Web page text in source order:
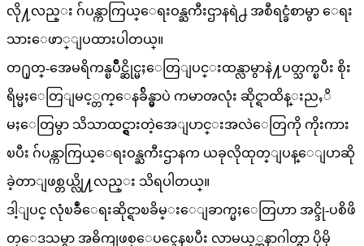
လို႔လည္း ဂ်ပန္ကာကြယ္ေရးဝန္ႀကီးဌာနရဲ႕ အစီရင္ခံစာမွာ ေရး
သားေဖာ္ျပထားပါတယ္။
တ႐ုတ္-အေမရိကန္ၿပိဳင္ဆိုင္မႈေတြျပင္းထန္လာမွာနဲ႔ပတ္သက္ၿပီး စိုး
ရိမ္မႈေတြျမင့္တက္ေနခ်ိန္မွာပဲ ကမာၻလုံး ဆိုင္ရာထိန္းညႇိ
မႈေတြမွာ သိသာထင္ရွားတဲ့အေျပာင္းအလဲေတြကို ကိုးကား
ၿပီး ဂ်ပန္ကာကြယ္ေရးဝန္ႀကီးဌာနက ယခုလိုထုတ္ျပန္ေျပာဆို
ခဲ့တာျဖစ္တယ္လို႔လည္း သိရပါတယ္။
ဒါ့ျပင္ လုံၿခဳံေရးဆိုင္ရာၿခိမ္းေျခာက္မႈေတြဟာ အင္ဒို-ပစိဖိ
တ္ေဒသမွာ အဓိကျဖစ္ေပၚေနၿပီး လာမယ့္အနာဂါတ္မွာ ပိုမို